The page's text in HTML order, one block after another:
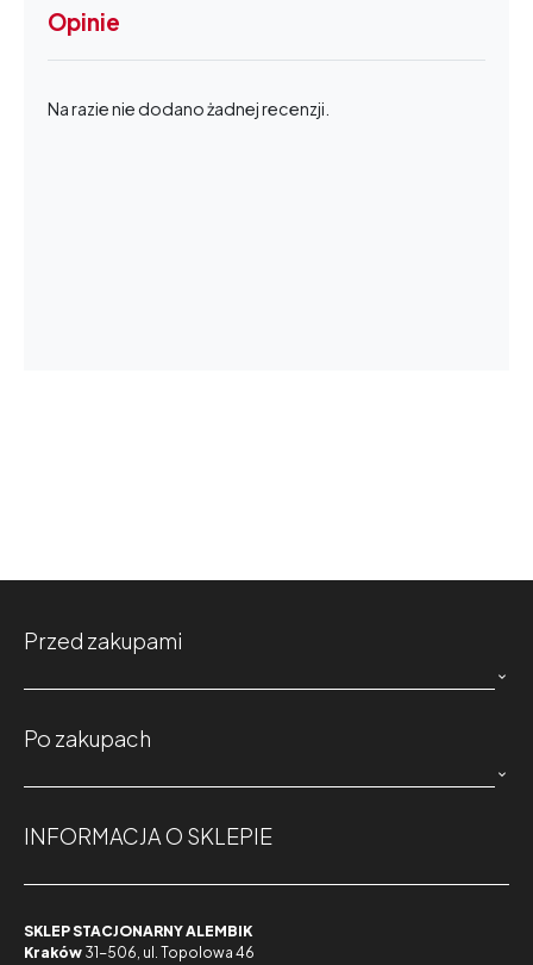
Opinie
Na razie nie dodano żadnej recenzji.
Przed zakupami

Po zakupach

INFORMACJA O SKLEPIE
SKLEP STACJONARNY ALEMBIK
Kraków 31-506, ul. Topolowa 46